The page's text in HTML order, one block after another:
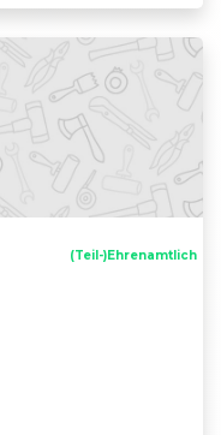
(Teil-)Ehrenamtlich